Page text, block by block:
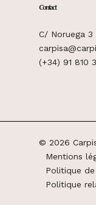
Contact
C/ Noruega 3
(+34) 91 810
© 2026
Mentions
Politique
Politique